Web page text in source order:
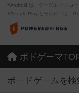
※Android は、グーグル インコ
※Google Play とそのロゴは、
ボドゲーマ
ボードゲームを検